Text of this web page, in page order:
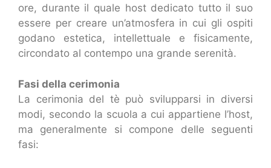
ore, durante il quale host dedicato tutto il suo
essere per creare un’atmosfera in cui gli ospiti
godano estetica, intellettuale e fisicamente,
circondato al contempo una grande serenità.
Fasi della cerimonia
La cerimonia del tè può svilupparsi in diversi
modi, secondo la scuola a cui appartiene l’host,
ma generalmente si compone delle seguenti
fasi: